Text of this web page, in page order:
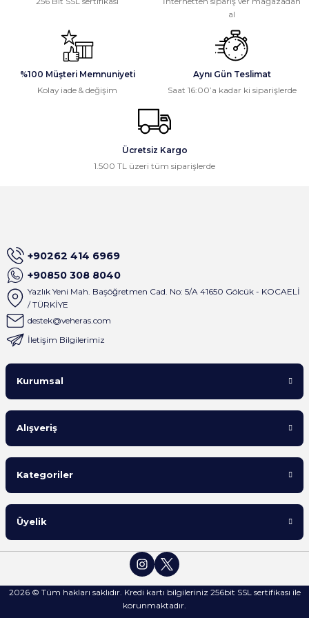
Ayıplı mal gönderdikleri halde
geçtiğimde beni kötü niyetli olmakla
Ali Öztürk | 16/03/2026
A... M... | 01/09/2025
Satıcı gerçekten çok ilgili. Ürünleri
sipariş verdiğim gün kargoladılar ve
ürünlerin paketlemesi çok iyiydi.
Yanında gönderilen hediyeler içinde
A... K... | 22/05/2025
Başka mağaza aramaya gerek yok iyi
ki varsın VEHERAS..
Satıcı gerçekten çok ilgili. Sorulan her
ürünler taze olarak geliyor.
A... K... | 28/03/2024
Fisser marka tencere aldim.garantili ve
orjinal olarak paketlenmis sekilde
elime ulasti.hediye olarak mumluk ve
al
%100 Müşteri Memnuniyeti
Kolay iade & değişim
Aynı Gün Teslimat
Saat 16:00’a kadar ki siparişlerde
Ücretsiz Kargo
1.500 TL üzeri tüm siparişlerde
+90262 414 6969
+90850 308 8040
Yazlık Yeni Mah. Başöğretmen Cad. No: 5/A 41650 Gölcük - KOCAELİ
/ TÜRKİYE
destek@veheras.com
İletişim Bilgilerimiz
Kurumsal
Alışveriş
Kategoriler
Üyelik
2026 © Tüm hakları saklıdır. Kredi kartı bilgileriniz 256bit SSL sertifikası ile
korunmaktadır.